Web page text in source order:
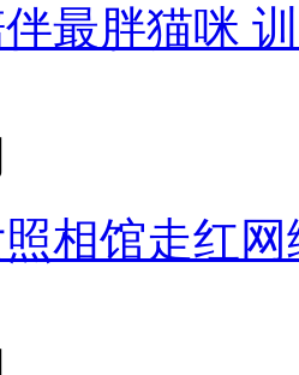
最胖猫咪
相馆走红网